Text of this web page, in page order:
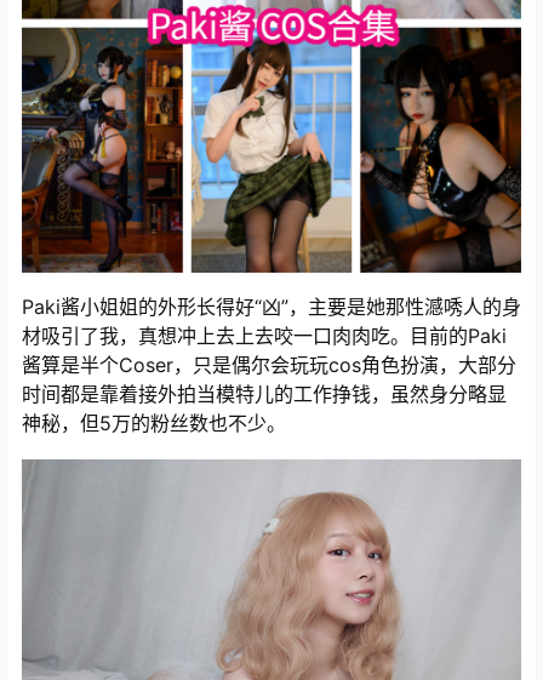
Paki酱小姐姐的外形长得好“凶”，主要是她那性澸唀人的身
材吸引了我，真想冲上去上去咬一口肉肉吃。目前的Paki
酱算是半个Coser，只是偶尔会玩玩cos角色扮演，大部分
时间都是靠着接外拍当模特儿的工作挣钱，虽然身分略显
神秘，但5万的粉丝数也不少。